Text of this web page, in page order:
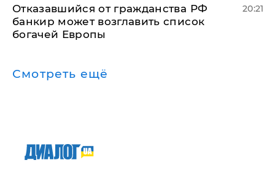
Отказавшийся от гражданства РФ
банкир может возглавить список
богачей Европы
20:21
Смотреть ещё